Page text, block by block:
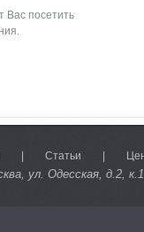
Вас посетить
Статьи
ул. Одесская, д.2,